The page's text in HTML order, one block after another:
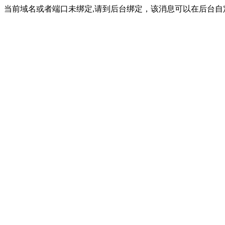
当前域名或者端口未绑定,请到后台绑定，该消息可以在后台自